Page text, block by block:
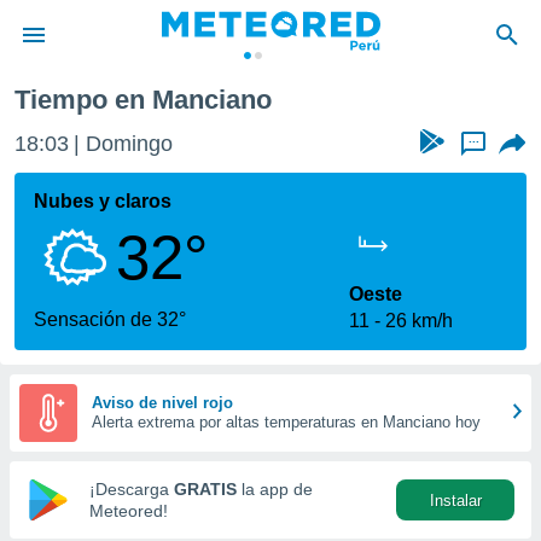
de
ha sido
calidad.
a este
las
y
forma
digital
basada
Tiempo en Manciano
18:03 Domingo ...
Nubes y claros
32°
Sensación de 32°
Oeste
11
26 km/h
Aviso de nivel rojo
Alerta extrema por altas temperaturas en Manciano hoy
¡Descarga GRATIS la app de
Meteored!
Instalar